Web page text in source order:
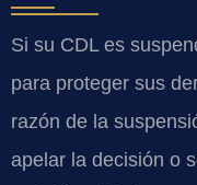
Si su CDL es
para proteger sus
razón de la
apelar la decisión o